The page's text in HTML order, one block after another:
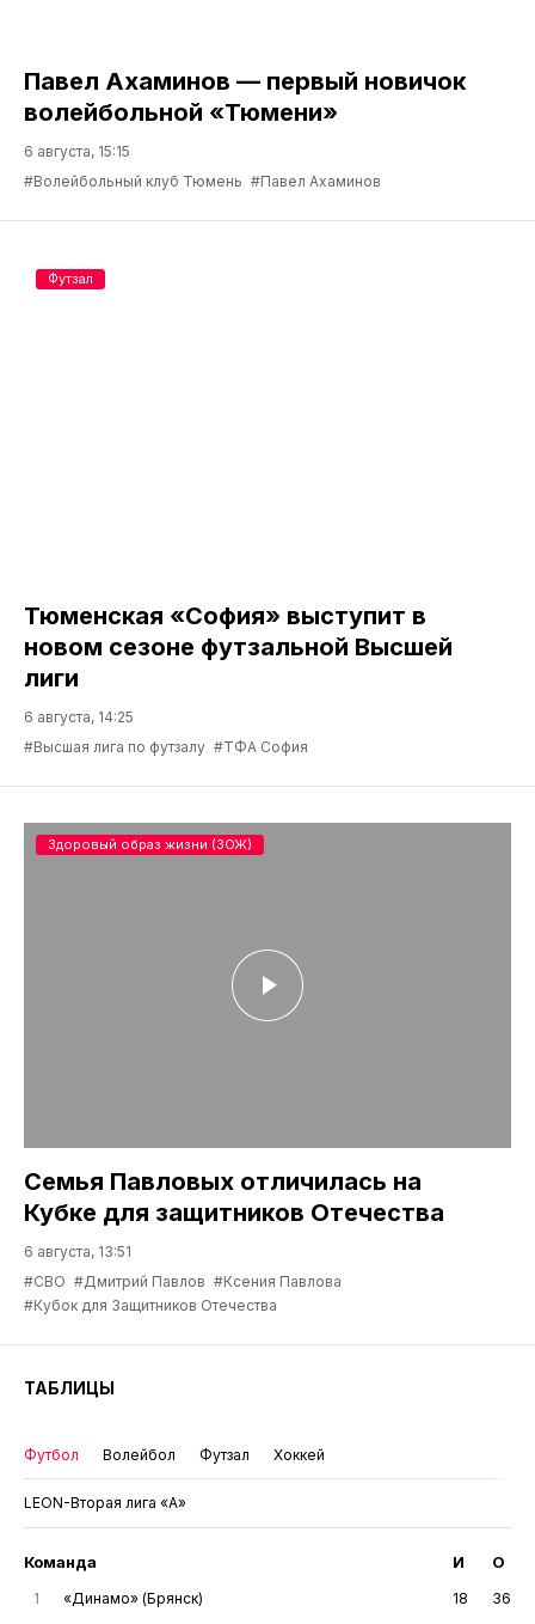
Павел Ахаминов — первый новичок
волейбольной «Тюмени»
6 августа, 15:15
#Волейбольный клуб Тюмень #Павел Ахаминов
Тюменская «София» выступит в
новом сезоне футзальной Высшей
лиги
6 августа, 14:25
#Высшая лига по футзалу #ТФА София
Футзал
Семья Павловых отличилась на
Кубке для защитников Отечества
6 августа, 13:51
#СВО #Дмитрий Павлов #Ксения Павлова
#Кубок для Защитников Отечества
Здоровый образ жизни (ЗОЖ)
ТАБЛИЦЫ
Футбол Волейбол Футзал Хоккей
LEON-Вторая лига «А»
Команда И О
1 «Динамо» (Брянск) 18
36